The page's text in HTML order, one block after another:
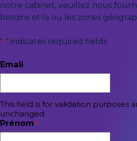
notre cabinet, veuillez nous
besoins et la ou les zones
"*" indicates required fields
Email
This field is for validation purposes
unchanged.
Prénom *